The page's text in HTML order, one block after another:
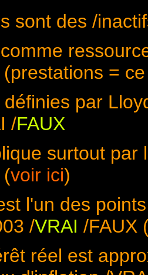
sont des /
(prestations =
par
/FAUX
surtout
(voir ici)
l'un des
/VRAI /FAUX
réel est